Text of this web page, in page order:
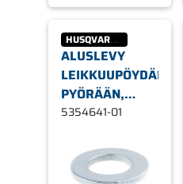
HUSQVARNA
ALUSLEVY
LEIKKUUPÖYDÄN
PYÖRÄÄN,
HUSQVARNA
5354641-01